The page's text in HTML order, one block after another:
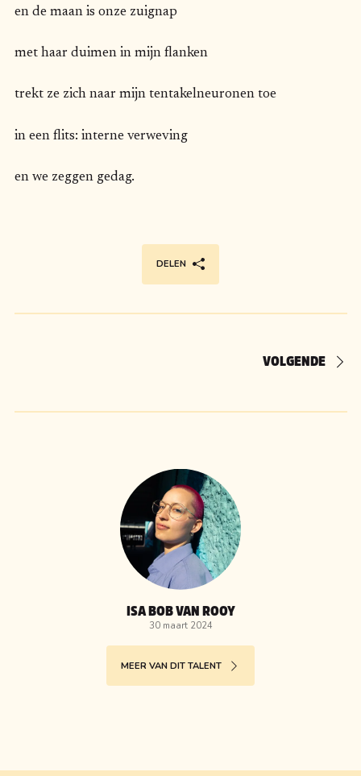
en de maan is onze zuignap
met haar duimen in mijn flanken
trekt ze zich naar mijn tentakelneuronen toe
in een flits: interne verweving
en we zeggen gedag.
DELEN
VOLGENDE
ISA BOB VAN ROOY
30 maart 2024
MEER VAN DIT TALENT